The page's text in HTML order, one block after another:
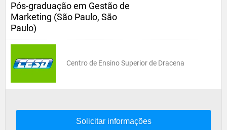
Pós-graduação em Gestão de
Marketing (São Paulo, São
Paulo)
Centro de Ensino Superior de Dracena
Solicitar informações